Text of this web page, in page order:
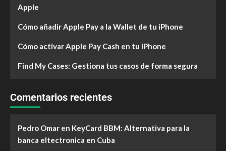
Apple
Cómo añadir Apple Pay a la Wallet de tu iPhone
Cómo activar Apple Pay Cash en tu iPhone
Find My Cases: Gestiona tus casos de forma segura
Comentarios recientes
Pedro Omar en KeyCard BBM: Alternativa para la
banca eltectronica en Cuba